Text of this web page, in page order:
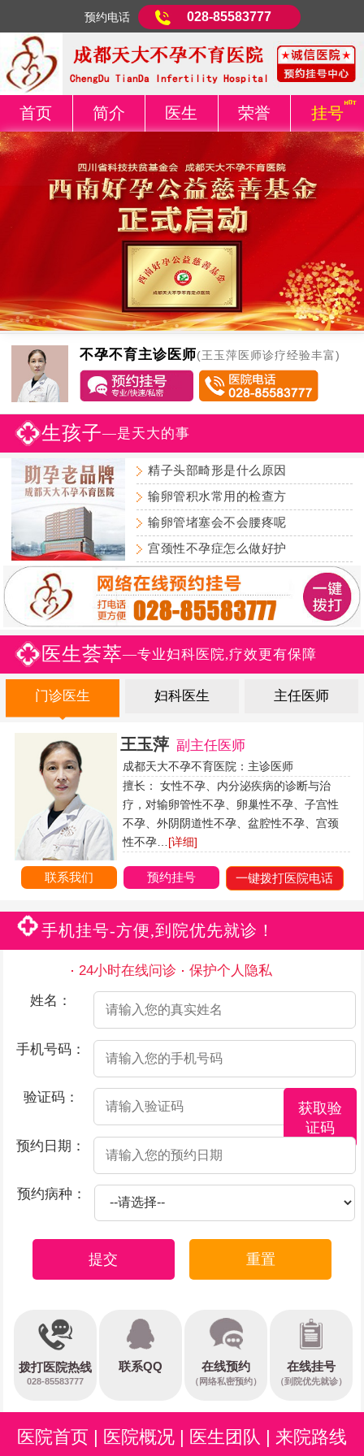
预约电话 028-85583777
首页 简介 医生 荣誉 挂号
不孕不育主诊医师(王玉萍医师诊疗经验丰富)
生孩子—是天大的事
精子头部畸形是什么原因
输卵管积水常用的检查方
输卵管堵塞会不会腰疼呢
宫颈性不孕症怎么做好护
医生荟萃—专业妇科医院,疗效更有保障
门诊医生 妇科医生 主任医师
王玉萍 副主任医师
成都天大不孕不育医院：主诊医师
擅长： 女性不孕、内分泌疾病的诊断与治
疗，对输卵管性不孕、卵巢性不孕、子宫性
不孕、外阴阴道性不孕、盆腔性不孕、宫颈
性不孕… [详细]
联系我们 预约挂号 一键拨打医院电话
手机挂号-方便,到院优先就诊！
24小时在线问诊
保护个人隐私
姓名：
手机号码：
验证码：
获取验
证码
预约日期：
预约病种：
提交 重置
拨打医院热线
028-85583777
联系QQ 在线预约
（网络私密预约）
在线挂号
（到院优先就诊）
医院首页 | 医院概况 | 医生团队 | 来院路线